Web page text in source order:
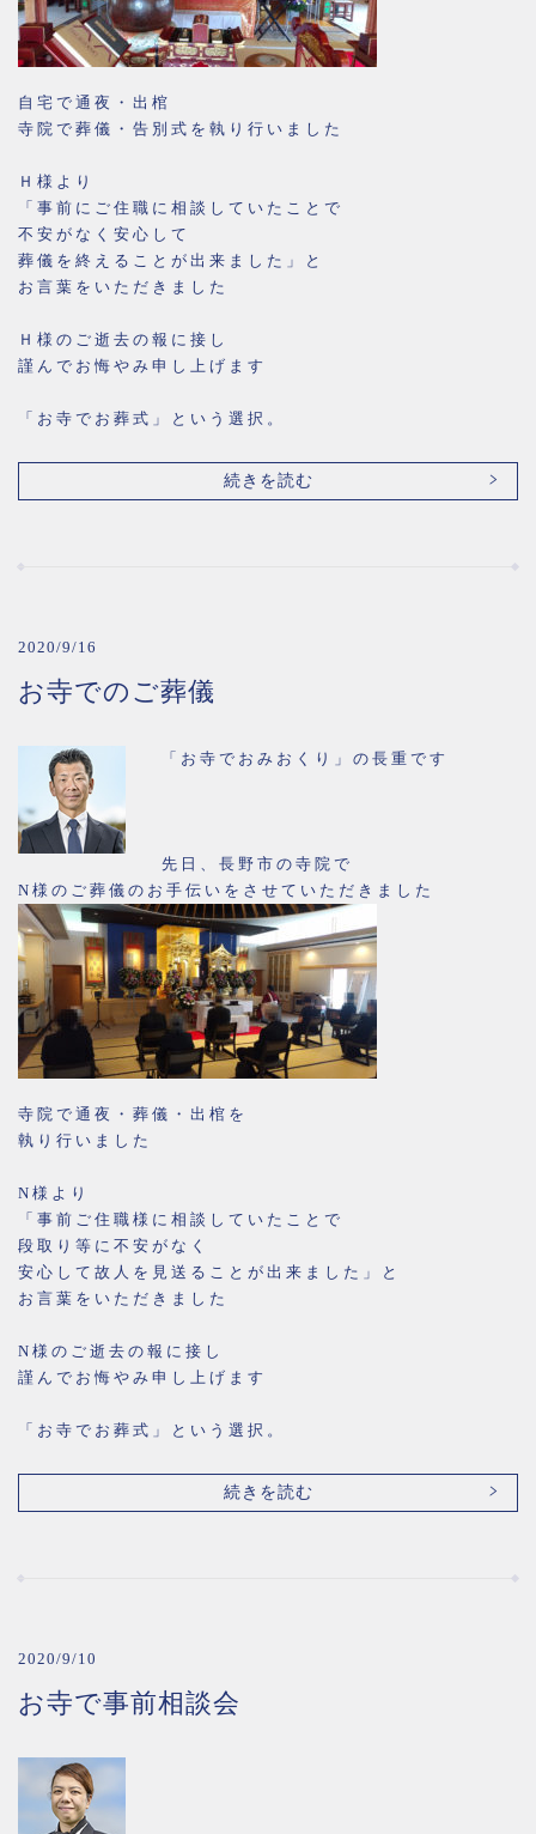
自宅で通夜・出棺
寺院で葬儀・告別式を執り行いました
Ｈ様より
「事前にご住職に相談していたことで
不安がなく安心して
葬儀を終えることが出来ました」と
お言葉をいただきました
Ｈ様のご逝去の報に接し
謹んでお悔やみ申し上げます
「お寺でお葬式」という選択。
続きを読む
2020/9/16
お寺でのご葬儀
「お寺でおみおくり」の長重です
先日、長野市の寺院で
N様のご葬儀のお手伝いをさせていただきました
寺院で通夜・葬儀・出棺を
執り行いました
N様より
「事前ご住職様に相談していたことで
段取り等に不安がなく
安心して故人を見送ることが出来ました」と
お言葉をいただきました
N様のご逝去の報に接し
謹んでお悔やみ申し上げます
「お寺でお葬式」という選択。
続きを読む
2020/9/10
お寺で事前相談会